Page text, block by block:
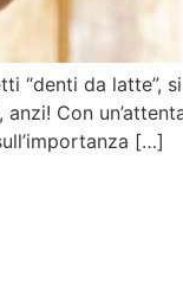
“denti da
Con
[…]